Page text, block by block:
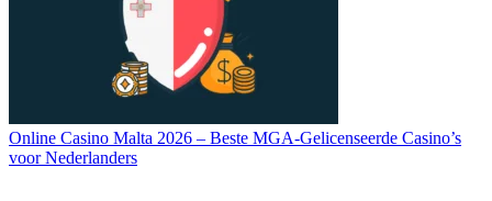
Online Casino Malta 2026 – Beste MGA-Gelicenseerde Casino’s
voor Nederlanders